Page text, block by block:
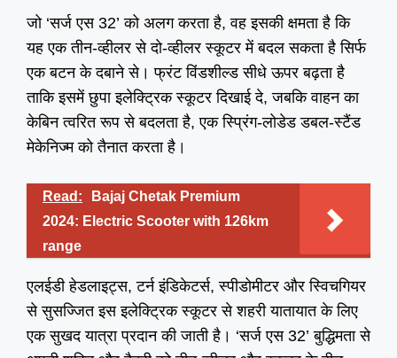
जो ‘सर्ज एस 32’ को अलग करता है, वह इसकी क्षमता है कि
यह एक तीन-व्हीलर से दो-व्हीलर स्कूटर में बदल सकता है सिर्फ
एक बटन के दबाने से। फ्रंट विंडशील्ड सीधे ऊपर बढ़ता है
ताकि इसमें छुपा इलेक्ट्रिक स्कूटर दिखाई दे, जबकि वाहन का
केबिन त्वरित रूप से बदलता है, एक स्प्रिंग-लोडेड डबल-स्टैंड
मेकेनिज्म को तैनात करता है।
Read:
Bajaj Chetak Premium
2024: Electric Scooter with 126km
range
एलईडी हेडलाइट्स, टर्न इंडिकेटर्स, स्पीडोमीटर और स्विचगियर
से सुसज्जित इस इलेक्ट्रिक स्कूटर से शहरी यातायात के लिए
एक सुखद यात्रा प्रदान की जाती है। ‘सर्ज एस 32’ बुद्धिमता से